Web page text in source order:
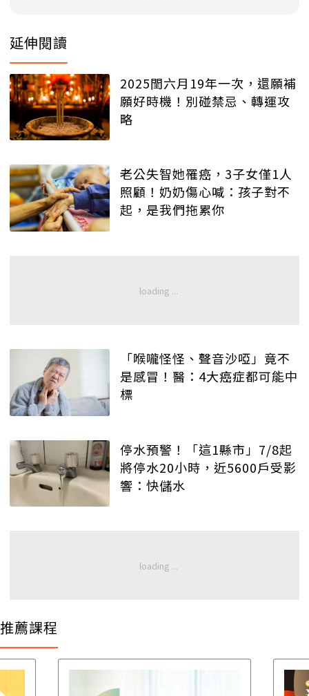
延伸閱讀
2025閏六月19年一次，還願補
願好時機！別碰禁忌、轉運攻
略
老公失智她罹癌，3子女僅1人
照顧！奶奶傷心喊：孩子對不
起，是我們拖累你
「喉嚨怪怪、聲音沙啞」竟不
是感冒！醫：4大癌症都可能中
標
停水預警！「這1縣市」7/8起
將停水20小時，近5600戶受影
響：快儲水
推薦課程